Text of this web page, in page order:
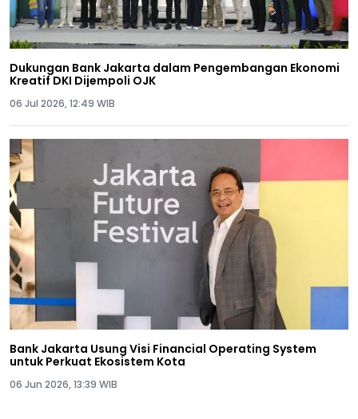
Dukungan Bank Jakarta dalam Pengembangan Ekonomi
Kreatif DKI Dijempoli OJK
06 Jul 2026, 12:49 WIB
Bank Jakarta Usung Visi Financial Operating System
untuk Perkuat Ekosistem Kota
06 Jun 2026, 13:39 WIB